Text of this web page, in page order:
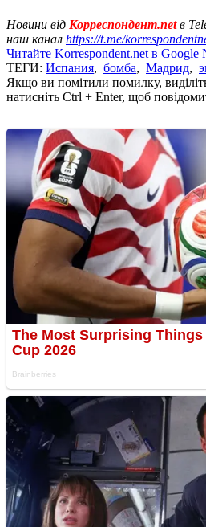
Новини від Корреспондент.netв
наш канал https://t.me/
Читайте Korrespondent.net в Google
ТЕГИ: Испания, бомба, Мадрид,
Якщо ви помітили помилку,
натисніть Ctrl + Enter, щоб